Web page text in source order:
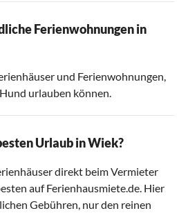
Ferienwohnungen in
und Ferienwohnungen,
urlauben können.
Urlaub in Wiek?
direkt beim Vermieter
auf Ferienhausmiete.de. Hier
Gebühren, nur den reinen